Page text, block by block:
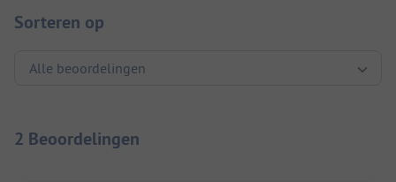
Sorteren op
2 Beoordelingen